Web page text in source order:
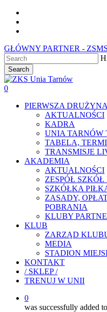
Skip
main
GŁÓWNY PARTNER -
Search
Close
Search
0
PIERWSZA DRUŻYNA
AKTUALNOŚCI
KADRA
UNIA TARNÓW
TABELA,
TRANSMISJE
AKADEMIA
AKTUALNOŚCI
ZESPÓŁ SZKÓŁ
SZKÓŁKA
ZASADY,
POBRANIA
KLUBY
KLUB
ZARZĄD
MEDIA
STADION
KONTAKT
/ SKLEP /
TRENUJ W UNII
0
was successfully added